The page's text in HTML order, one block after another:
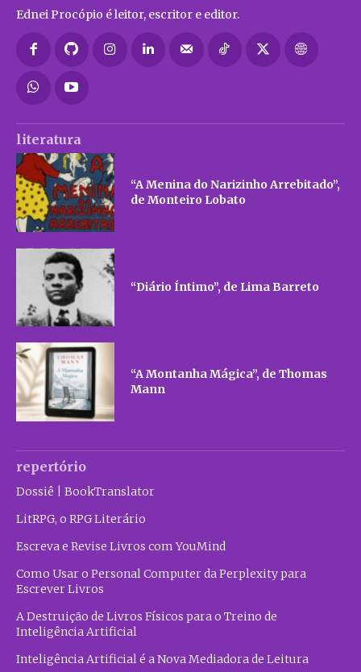
Ednei Procópio é leitor, escritor e editor.
literatura
“A Menina do Narizinho Arrebitado”,
de Monteiro Lobato
“Diário Íntimo”, de Lima Barreto
“A Montanha Mágica”, de Thomas
Mann
repertório
Dossiê | BookTranslator
LitRPG, o RPG Literário
Escreva e Revise Livros com YouMind
Como Usar o Personal Computer da Perplexity para
Escrever Livros
A Destruição de Livros Físicos para o Treino de
Inteligência Artificial
Inteligência Artificial é a Nova Mediadora de Leitura